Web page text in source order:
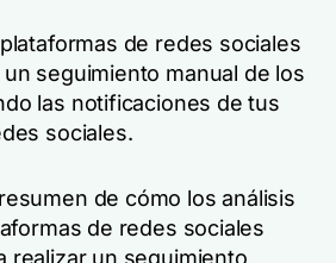
de redes sociales
seguimiento manual de los
las notificaciones de tus
sociales.
de cómo los análisis
de redes sociales
realizar un seguimiento